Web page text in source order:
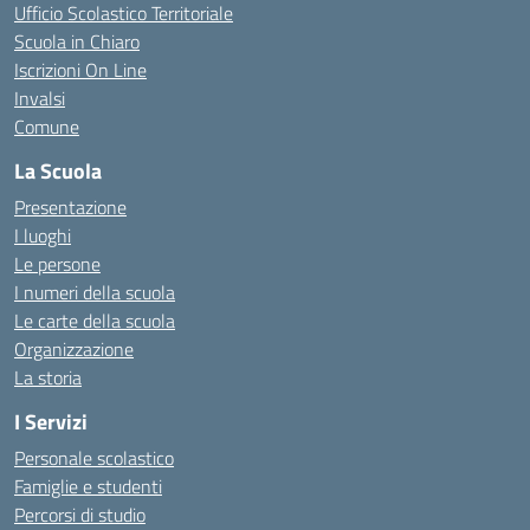
Ufficio Scolastico Territoriale
Scuola in Chiaro
Iscrizioni On Line
Invalsi
Comune
La Scuola
Presentazione
I luoghi
Le persone
I numeri della scuola
Le carte della scuola
Organizzazione
La storia
I Servizi
Personale scolastico
Famiglie e studenti
Percorsi di studio